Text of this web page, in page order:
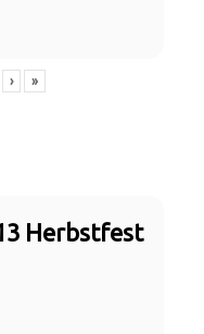
› »
Herbstfest